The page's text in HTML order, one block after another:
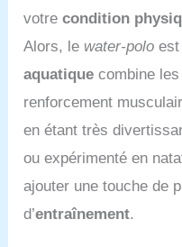
votrecondition
Alors, le water-polo
aquatique combine
renforcement
en étant très
ou expérimenté en
ajouter une touche de
d’entraînement.